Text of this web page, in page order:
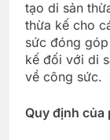
tạo di sản
thừa kế cho
sức đóng
kế đối với di
về công sức.
Quy định của